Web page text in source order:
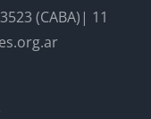
(CABA)| 11